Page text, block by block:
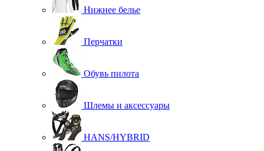
Нижнее белье
Перчатки
Обувь пилота
Шлемы и аксессуары
HANS/HYBRID